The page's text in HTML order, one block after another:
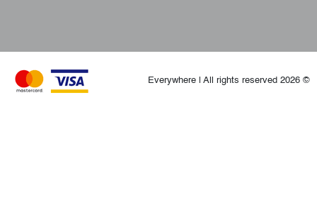
© 2026 Everywhere | All rights reserved